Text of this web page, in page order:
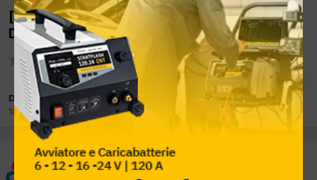
[VARI vari 02/2010 2000cc AAAAA 100Kw
Diesel] Informazioni rimappatura
Da claudiosiotto
10 Settembre 2017 in Ricerca - Scambio file ORIGINALI
claudiosiotto
10 Settembre 2017